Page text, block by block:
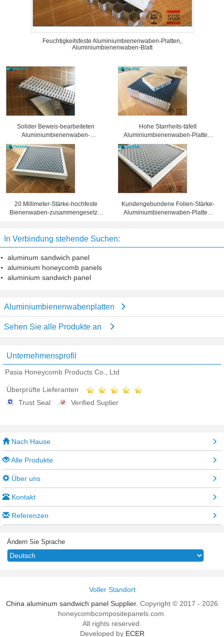
Feuchtigkeitsfeste Aluminiumbienenwaben-Platten,
Aluminiumbienenwaben-Blatt
Solider Beweis-bearbeiteten
Aluminiumbienenwaben-
Sandwich-Platten
Oberflächenbehandlung
Hohe Starrheits-täfelt
Aluminiumbienenwaben-Platten,
Wabenkern 25 Millimeter Stärke-
20 Millimeter-Stärke-hochfeste
Bienenwaben-zusammengesetzte
Kundengebundene Folien-Stärke-
Aluminiumbienenwaben-Platten,
In Verbindung stehende Suchen:
aluminum sandwich panel
aluminium honeycomb panels
aluminium sandwich panel
Aluminiumbienenwabenplatten
Sehen Sie alle Produkte an
Unternehmensprofil
Pasia Honeycomb Products Co., Ltd
Überprüfte Lieferanten
Trust Seal
Verified Suplier
Nach Hause
Alle Produkte
Über uns
Kontakt
Referenzen
Ändern Sie Sprache
Voller Standort
China aluminum sandwich panel Supplier. Copyright © 2017 - 2026
honeycombcompositepanels.com.
All rights reserved.
Developed by ECER